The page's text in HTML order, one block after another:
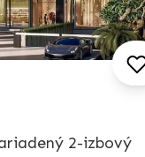
2-izbový